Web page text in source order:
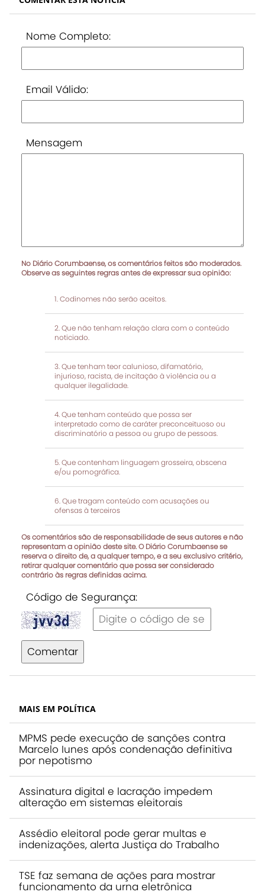
Nome Completo:
Email Válido:
Mensagem
No Diário Corumbaense, os comentários feitos são moderados.
Observe as seguintes regras antes de expressar sua opinião:
Codinomes não serão aceitos.
Que não tenham relação clara com o conteúdo
noticiado.
Que tenham teor calunioso, difamatório,
injurioso, racista, de incitação à violência ou a
qualquer ilegalidade.
Que tenham conteúdo que possa ser
interpretado como de caráter preconceituoso ou
discriminatório a pessoa ou grupo de pessoas.
Que contenham linguagem grosseira, obscena
e/ou pornográfica.
Que tragam conteúdo com acusações ou
ofensas à terceiros
Os comentários são de responsabilidade de seus autores e não
representam a opinião deste site. O Diário Corumbaense se
reserva o direito de, a qualquer tempo, e a seu exclusivo critério,
retirar qualquer comentário que possa ser considerado
contrário às regras definidas acima.
Código de Segurança:
Comentar
MAIS EM POLÍTICA
MPMS pede execução de sanções contra
Marcelo Iunes após condenação definitiva
por nepotismo
Assinatura digital e lacração impedem
alteração em sistemas eleitorais
Assédio eleitoral pode gerar multas e
indenizações, alerta Justiça do Trabalho
TSE faz semana de ações para mostrar
funcionamento da urna eletrônica